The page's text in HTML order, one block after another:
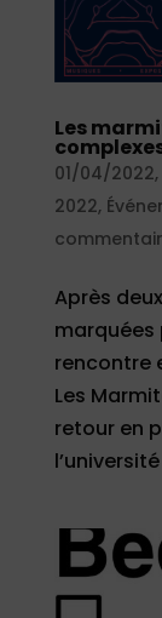
Les
01/04/2022,
2022,
Après
marquées
rencontre
Les
retour en